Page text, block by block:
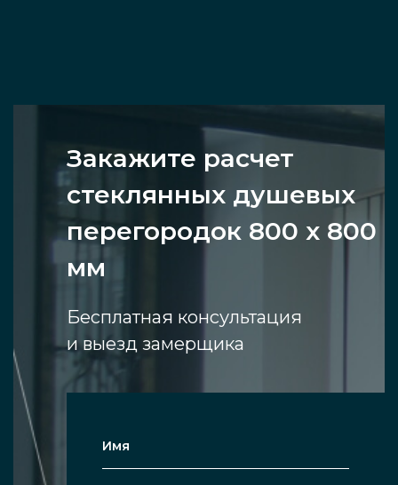
Закажите расчет
стеклянных душевых
перегородок 800 x 800
мм
Бесплатная консультация
и выезд замерщика